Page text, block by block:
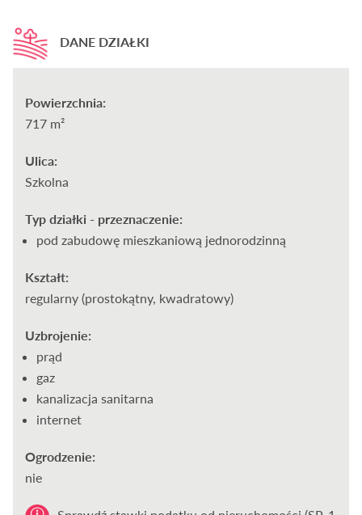
DANE DZIAŁKI
Powierzchnia:
717 m²
Ulica:
Szkolna
Typ działki - przeznaczenie:
pod zabudowę mieszkaniową jednorodzinną
Kształt:
regularny (prostokątny, kwadratowy)
Uzbrojenie:
prąd
gaz
kanalizacja sanitarna
internet
Ogrodzenie:
nie